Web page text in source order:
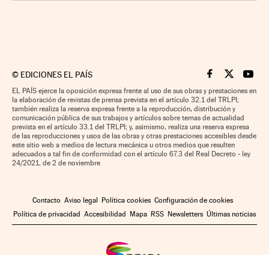
© EDICIONES EL PAÍS Cinco Días en
Cinco Días
Cinco
EL PAÍS ejerce la oposición expresa frente al uso de sus obras y prestaciones en
la elaboración de revistas de prensa prevista en el artículo 32.1 del TRLPI;
también realiza la reserva expresa frente a la reproducción, distribución y
comunicación pública de sus trabajos y artículos sobre temas de actualidad
prevista en el artículo 33.1 del TRLPI; y, asimismo, realiza una reserva expresa
de las reproducciones y usos de las obras y otras prestaciones accesibles desde
este sitio web a medios de lectura mecánica u otros medios que resulten
adecuados a tal fin de conformidad con el artículo 67.3 del Real Decreto - ley
24/2021, de 2 de noviembre
Contacto Aviso legal Política cookies Configuración de cookies
Política de privacidad Accesibilidad Mapa RSS Newsletters Últimas noticias